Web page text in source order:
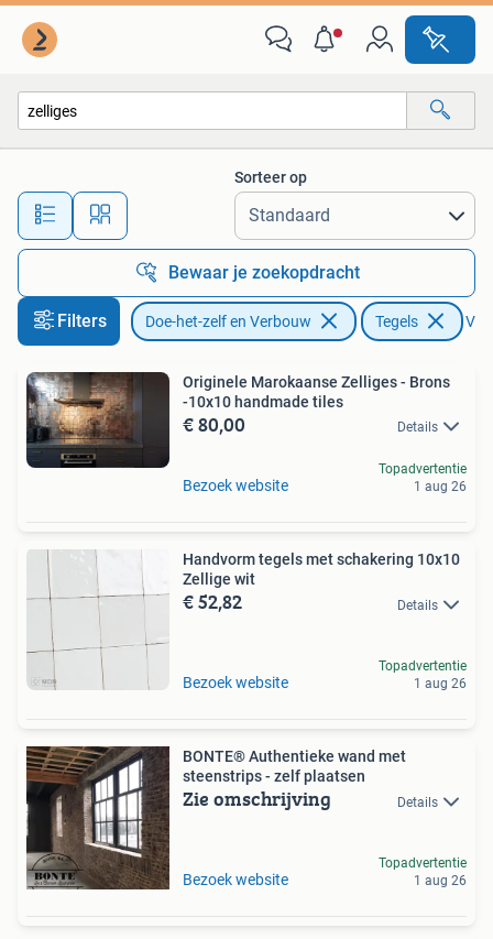
Alle afstanden…
Sorteer op
Bewaar je zoekopdracht
Filters Doe-het-zelf en Verbouw Tegels
Originele Marokaanse Zelliges - Brons
-10x10 handmade tiles
€ 80,00 Details
Bezoek website
Topadvertentie
1 aug 26
Handvorm tegels met schakering 10x10
Zellige wit
€ 52,82 Details
Bezoek website
Topadvertentie
1 aug 26
BONTE® Authentieke wand met
steenstrips - zelf plaatsen
Zie omschrijving Details
Bezoek website
Topadvertentie
1 aug 26